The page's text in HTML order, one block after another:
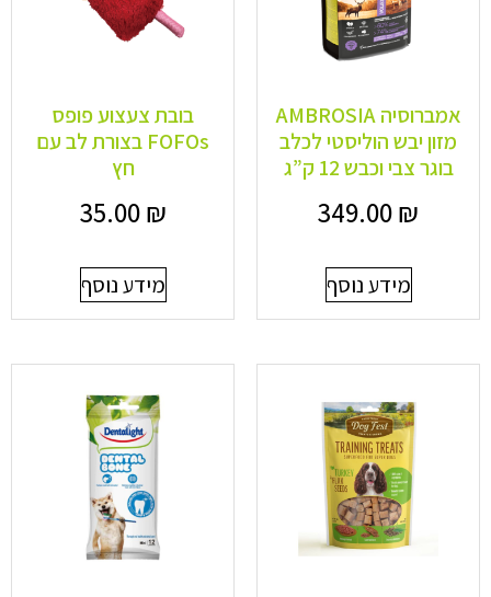
אמברוסיה AMBROSIA
מזון יבש הוליסטי לכלב
בוגר צבי וכבש 12 ק”ג
349.00₪
מידע נוסף
בובת צעצוע פופס
FOFOs בצורת לב עם
חץ
35.00₪
מידע נוסף